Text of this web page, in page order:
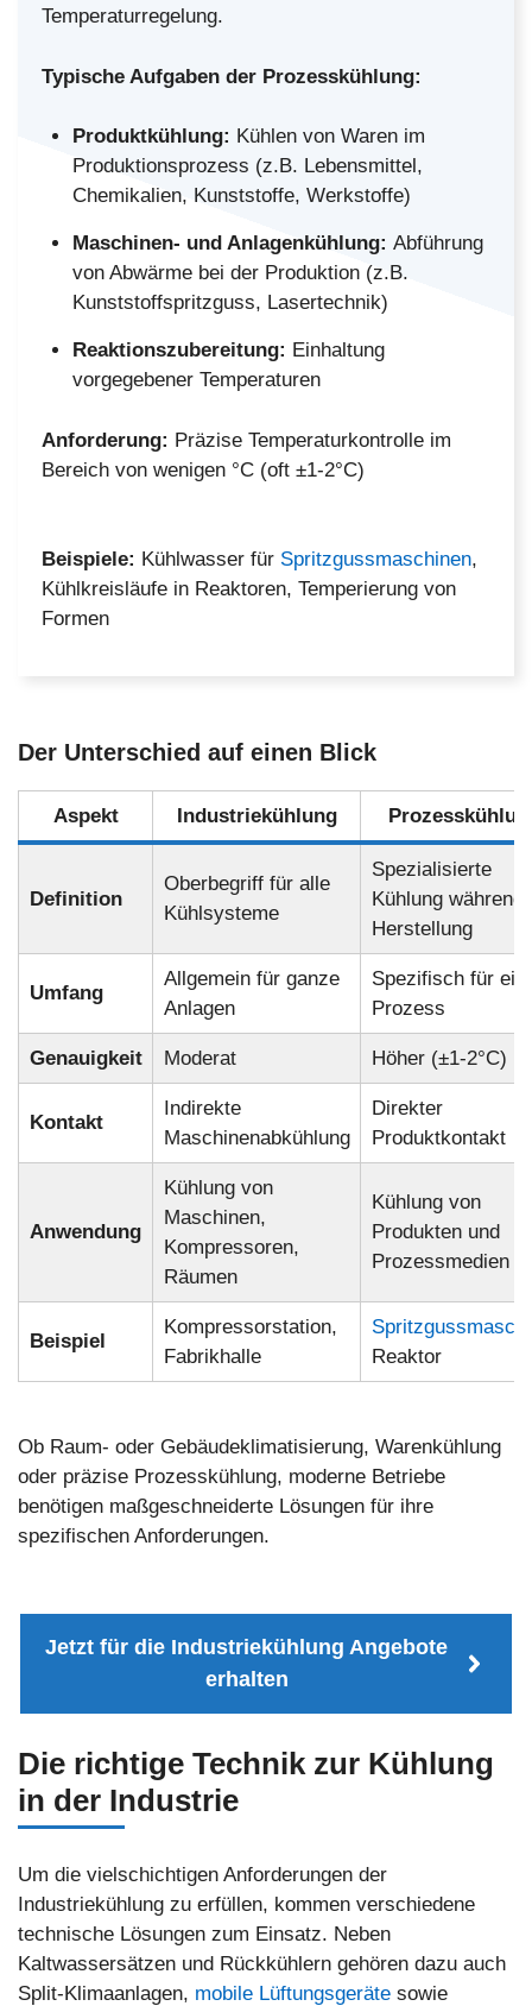
Temperaturregelung.
Typische Aufgaben der Prozesskühlung:
Produktkühlung: Kühlen von Waren im
Produktionsprozess (z.B. Lebensmittel,
Chemikalien, Kunststoffe, Werkstoffe)
Maschinen- und Anlagenkühlung: Abführung
von Abwärme bei der Produktion (z.B.
Kunststoffspritzguss, Lasertechnik)
Reaktionszubereitung: Einhaltung
vorgegebener Temperaturen
Anforderung: Präzise Temperaturkontrolle im
Bereich von wenigen °C (oft ±1-2°C)
Beispiele: Kühlwasser für Spritzgussmaschinen,
Kühlkreisläufe in Reaktoren, Temperierung von
Formen
Der Unterschied auf einen Blick
Aspekt Industriekühlung
Definition
Oberbegriff für alle
Kühlsysteme
Spezialisierte
Kühlung während
Herstellung
Umfang
Allgemein für ganze
Anlagen
Spezifisch für
Prozess
Genauigkeit Moderat Höher (±1-2°C)
Kontakt
Indirekte
Maschinenabkühlung
Direkter
Produktkontakt
Anwendung
Kühlung von
Maschinen,
Kompressoren,
Räumen
Kühlung von
Produkten und
Prozessmedien
Beispiel
Kompressorstation,
Fabrikhalle
Reaktor
Ob Raum- oder Gebäudeklimatisierung, Warenkühlung
oder präzise Prozesskühlung, moderne Betriebe
benötigen maßgeschneiderte Lösungen für ihre
spezifischen Anforderungen.
Jetzt für die Industriekühlung Angebote
erhalten
Die richtige Technik zur Kühlung
in der Industrie
Um die vielschichtigen Anforderungen der
Industriekühlung zu erfüllen, kommen verschiedene
technische Lösungen zum Einsatz. Neben
Kaltwassersätzen und Rückkühlern gehören dazu auch
Split-Klimaanlagen, mobile Lüftungsgeräte sowie